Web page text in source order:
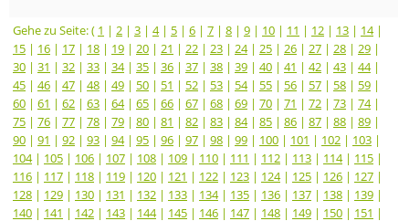
Gehe zu Seite: ( 1 | 2 | 3 | 4| 5 | 6 | 7 | 8 | 9 | 10 | 11 | 12 | 13 | 14|
15 | 16 | 17 | 18 | 19 | 20 | 21 | 22 | 23 | 24| 25 | 26 | 27 | 28 | 29 |
30 | 31 | 32 | 33 | 34| 35 | 36 | 37 | 38 | 39 | 40 | 41 | 42 | 43 | 44|
45 | 46 | 47 | 48 | 49 | 50 | 51 | 52 | 53 | 54| 55 | 56 | 57 | 58 | 59 |
60 | 61 | 62 | 63 | 64| 65 | 66 | 67 | 68 | 69 | 70 | 71 | 72 | 73 | 74|
75 | 76 | 77 | 78 | 79 | 80 | 81 | 82 | 83 | 84| 85 | 86 | 87 | 88 | 89 |
90 | 91 | 92 | 93 | 94| 95 | 96 | 97 | 98 | 99 | 100 | 101 | 102 | 103 |
104| 105 | 106 | 107 | 108 | 109 | 110 | 111 | 112 | 113 | 114| 115 |
116 | 117 | 118 | 119 | 120 | 121 | 122 | 123 | 124| 125 | 126 | 127 |
128 | 129 | 130 | 131 | 132 | 133 | 134| 135 | 136 | 137 | 138 | 139 |
140 | 141 | 142 | 143 | 144| 145 | 146 | 147 | 148 | 149 | 150 | 151 |